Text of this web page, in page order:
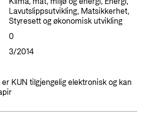
utvikling
for investeringer i
Lavutslippsutvikling, Matsikkerhet,
Styresett og økonomisk utvikling
0
3/2014
KUN tilgjengelig elektronisk og kan